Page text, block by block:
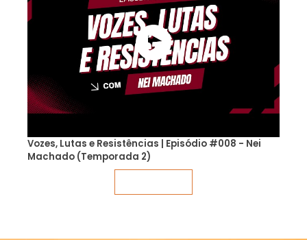
Vozes, Lutas e Resistências | Episódio #008 - Nei
Machado (Temporada 2)